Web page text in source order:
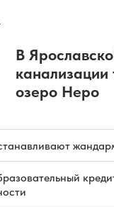
В
канализации
озеро Неро